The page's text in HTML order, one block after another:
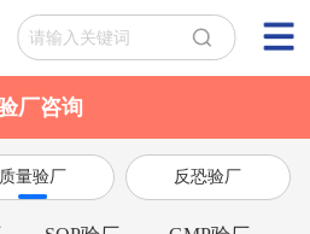
厂咨询
质量验厂 反恐验厂